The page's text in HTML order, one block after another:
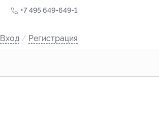
+7 495 649-649-1
Вход / Регистрация